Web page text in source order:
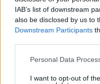
IAB’s list of downstream
also be disclosed by us to
Downstream Participants
Please note that this
not limited to your visit or
Personal Data
I want to opt-out of
Χαμηλώνει τον πήχη ο
δίωρο τηλεφώνημα - Οι